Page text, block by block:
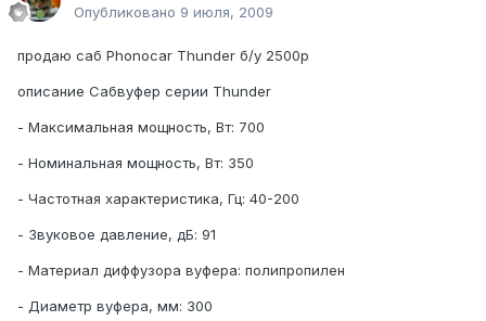
Опубликовано 9 июля, 2009
продаю саб Phonocar Thunder б/у 2500р
описание Сабвуфер серии Thunder
- Максимальная мощность, Вт: 700
- Номинальная мощность, Вт: 350
- Частотная характеристика, Гц: 40-200
- Звуковое давление, дБ: 91
- Материал диффузора вуфера: полипропилен
- Диаметр вуфера, мм: 300